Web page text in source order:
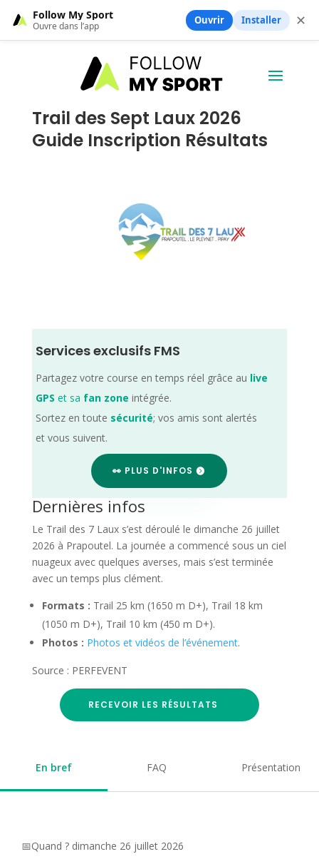
Trail des Sept Laux 2026
Guide Inscription Résultats
Services exclusifs FMS
Partagez votre course en temps réel grâce au live
GPS et sa fan zone intégrée.
Sortez en toute sécurité; vos amis sont alertés
et vous suivent.
👀 PLUS D'INFOS
Dernières infos
Le Trail des 7 Laux s’est déroulé le dimanche 26 juillet
2026 à Prapoutel. La journée a commencé sous un ciel
nuageux avec quelques averses, mais s’est terminée
avec un temps plus clément.
Formats : Trail 25 km (1650 m D+), Trail 18 km
(1050 m D+), Trail 10 km (450 m D+).
Photos : Photos et vidéos de l’événement.
Source : PERFEVENT
RECEVOIR LES RÉSULTATS
En bref FAQ Présentation
📅Quand ? dimanche 26 juillet 2026
Follow My Sport
Ouvre dans l’app Ouvrir Installer ✕